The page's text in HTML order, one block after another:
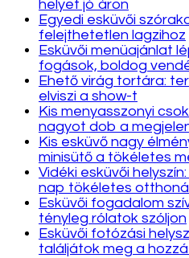
helyet jó áron
Egyedi esküvői
felejthetetlen lagzihoz
Esküvői menüajánlat
fogások, boldog
Ehető virág tortára:
elviszi a show-t
Kis menyasszonyi
nagyot dob a
Kis esküvő nagy
minisütő a tökéletes
Vidéki esküvői
nap tökéletes
Esküvői fogadalom
tényleg rólatok szóljon
Esküvői fotózási
találjátok meg a